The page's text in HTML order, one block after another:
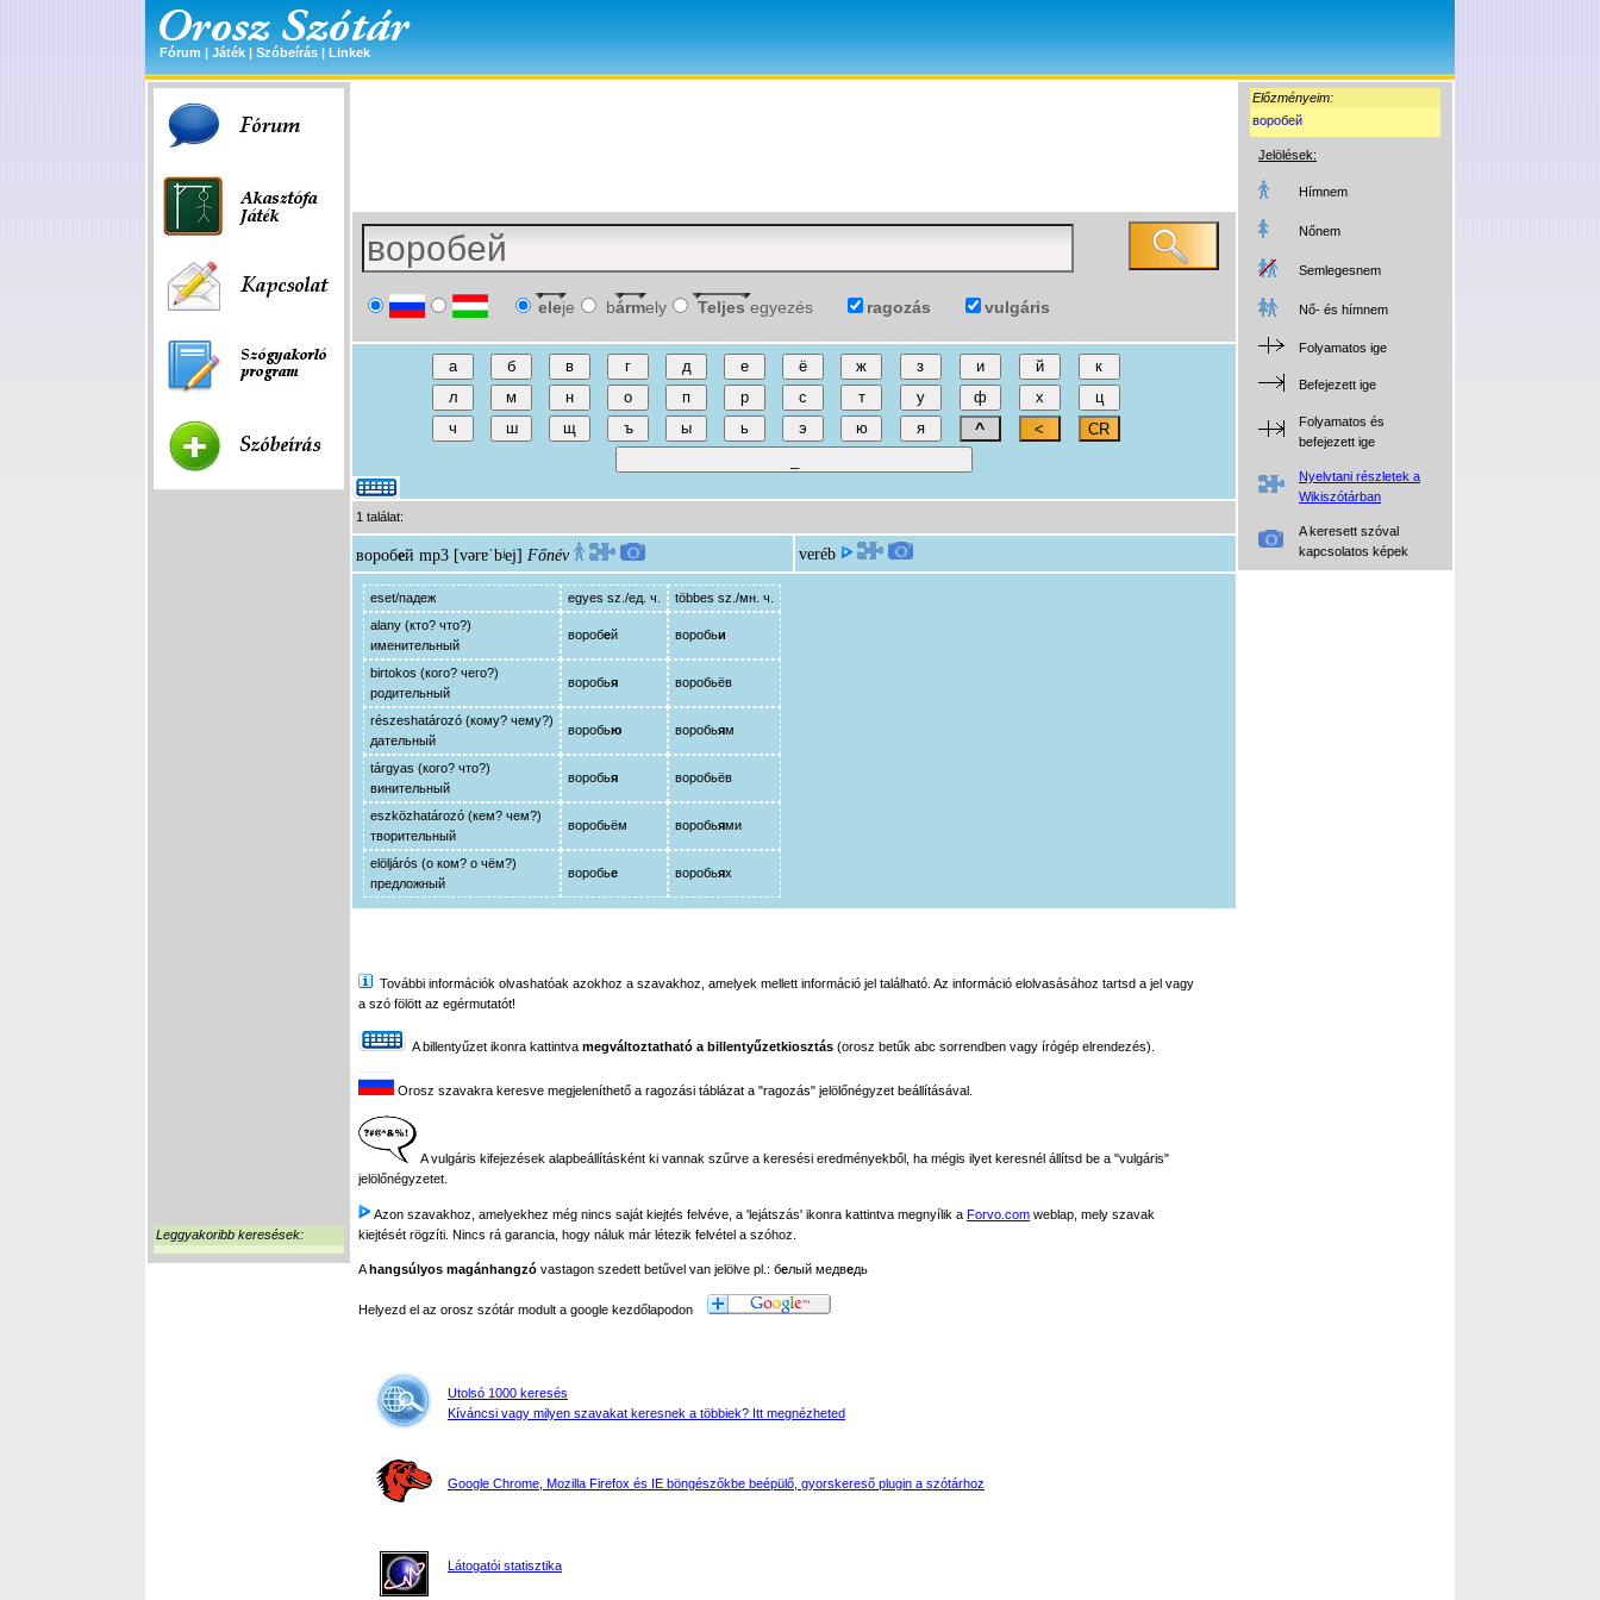
Fórum | Játék | Szóbeírás | Linkek
Előzményeim:
воробей
Jelölések:
Hímnem
Nőnem
Semlegesnem
Nő- és hímnem
Folyamatos ige
Befejezett ige
Folyamatos és
befejezett ige
Nyelvtani részletek a
Wikiszótárban
A keresett szóval
kapcsolatos képek
Leggyakoribb keresések:
eleje bármely Teljes egyezés ragozás vulgáris
1 találat:
воробей mp3 [vərɐˈbʲej] Főnév veréb
eset/падеж egyes sz./ед. ч.
többes sz./мн. ч.
alany (кто? что?)
именительный
воробей воробьи
birtokos (кого? чего?)
родительный
воробья воробьёв
részeshatározó (кому? чему?)
дательный
воробью воробьям
tárgyas (кого? что?)
винительный
воробья воробьёв
eszközhatározó (кем? чем?)
творительный
воробьём воробьями
elöljárós (о ком? о чём?)
предложный
воробье воробьях
További információk olvashatóak azokhoz a szavakhoz, amelyek mellett információ jel található. Az információ elolvasásához tartsd a jel vagy
a szó fölött az egérmutatót!
A billentyűzet ikonra kattintva megváltoztatható a billentyűzetkiosztás (orosz betűk abc sorrendben vagy írógép elrendezés).
Orosz szavakra keresve megjeleníthető a ragozási táblázat a "ragozás" jelölőnégyzet beállításával.
A vulgáris kifejezések alapbeállításként ki vannak szűrve a keresési eredményekből, ha mégis ilyet keresnél állítsd be a "vulgáris"
jelölőnégyzetet.
Azon szavakhoz, amelyekhez még nincs saját kiejtés felvéve, a 'lejátszás' ikonra kattintva megnyílik a Forvo.com weblap, mely szavak
kiejtését rögzíti. Nincs rá garancia, hogy náluk már létezik felvétel a szóhoz.
Ahangsúlyos magánhangzó vastagon szedett betűvel van jelölve pl.: белый медведь
Helyezd el az orosz szótár modult a google kezdőlapodon
Utolsó 1000 keresés
Kíváncsi vagy milyen szavakat keresnek a többiek? Itt megnézheted
Google Chrome, Mozilla Firefox és IE böngészőkbe beépülő, gyorskereső plugin a szótárhoz
Látogatói statisztika